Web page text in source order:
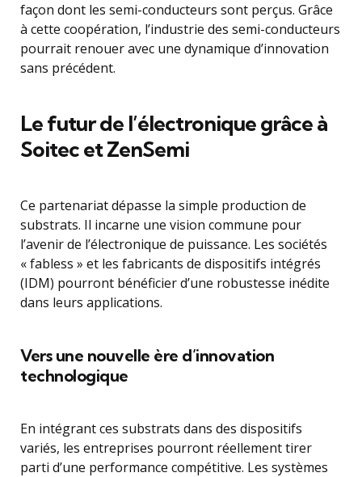
façon dont les semi-conducteurs sont perçus. Grâce
à cette coopération, l’industrie des semi-conducteurs
pourrait renouer avec une dynamique d’innovation
sans précédent.
Le futur de l’électronique grâce à
Soitec et ZenSemi
Ce partenariat dépasse la simple production de
substrats. Il incarne une vision commune pour
l’avenir de l’électronique de puissance. Les sociétés
« fabless » et les fabricants de dispositifs intégrés
(IDM) pourront bénéficier d’une robustesse inédite
dans leurs applications.
Vers une nouvelle ère d’innovation
technologique
En intégrant ces substrats dans des dispositifs
variés, les entreprises pourront réellement tirer
parti d’une performance compétitive. Les systèmes